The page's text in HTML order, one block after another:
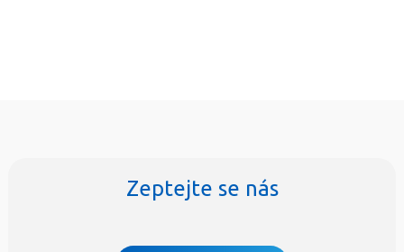
Zeptejte se nás